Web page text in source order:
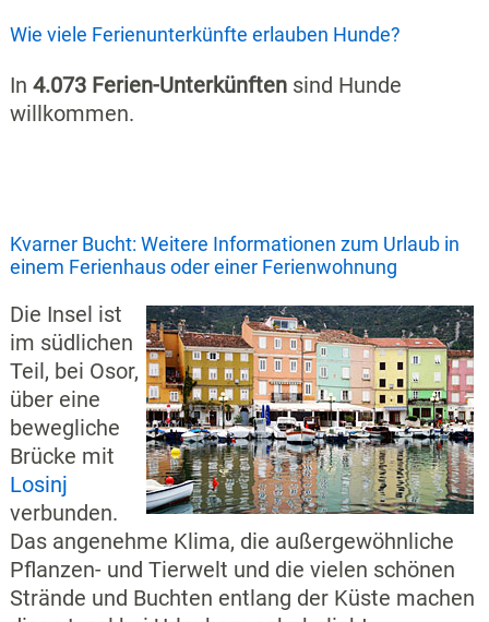
Wie viele Ferienunterkünfte erlauben Hunde?
In 4.073 Ferien-Unterkünftensind Hunde
willkommen.
Kvarner Bucht: Weitere Informationen zum Urlaub in
einem Ferienhaus oder einer Ferienwohnung
Die Insel ist
im südlichen
Teil, bei Osor,
über eine
bewegliche
Brücke mit
Losinj
verbunden.
Das angenehme Klima, die außergewöhnliche
Pflanzen- und Tierwelt und die vielen schönen
Strände und Buchten entlang der Küste machen